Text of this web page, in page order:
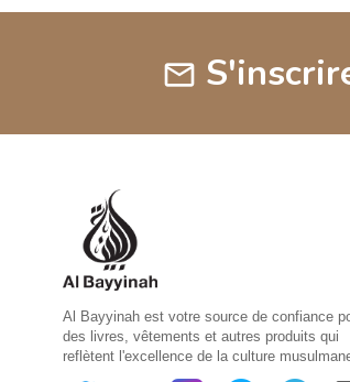
mail
Al Bayyinah est votre source de confiance
des livres, vêtements et autres produits qui
reflètent l'excellence de la culture